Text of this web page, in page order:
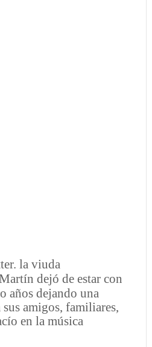
la viuda
dejó de estar con
años dejando una
amigos, familiares,
en la música